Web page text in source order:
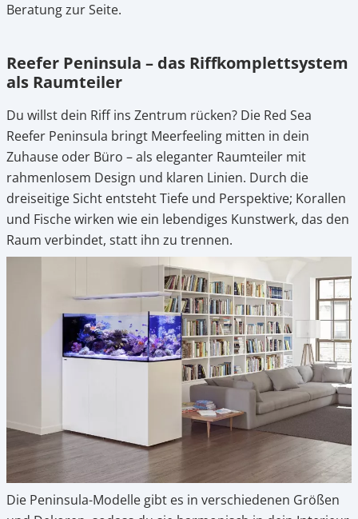
Beratung zur Seite.
Reefer Peninsula – das Riffkomplettsystem
als Raumteiler
Du willst dein Riff ins Zentrum rücken? Die Red Sea
Reefer Peninsula bringt Meerfeeling mitten in dein
Zuhause oder Büro – als eleganter Raumteiler mit
rahmenlosem Design und klaren Linien. Durch die
dreiseitige Sicht entsteht Tiefe und Perspektive; Korallen
und Fische wirken wie ein lebendiges Kunstwerk, das den
Raum verbindet, statt ihn zu trennen.
Die Peninsula-Modelle gibt es in verschiedenen Größen